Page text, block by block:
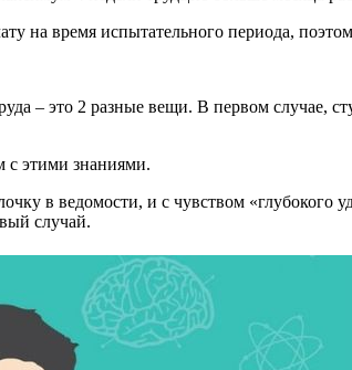
на время испытательного периода,
– это 2 разные вещи. В первом случае,
с этими знаниями.
в ведомости, и с чувством «глубокого
случай.